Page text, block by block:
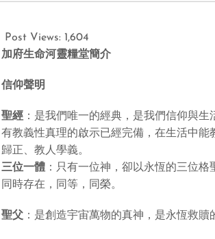
Post Views: 1,604
加府生命河靈糧堂簡介
信仰聲明
聖經 ：是我們唯一的經典，是我們信仰與生
有教義性真理的啟示已經完備，在生活中能
歸正、教人學義。
三位一體 ：只有一位神，卻以永恆的三位格
同時存在，同等，同榮。
聖父 ：是創造宇宙萬物的真神，是永恆救贖